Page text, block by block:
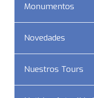
Monumentos
Novedades
Nuestros Tours